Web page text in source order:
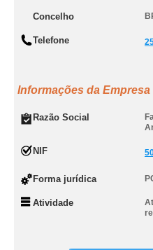
Concelho
Telefone
Informações da Empresa
Razão Social
NIF
Forma jurídica
Atividade